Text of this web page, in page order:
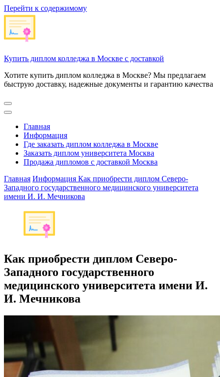
Перейти к содержимому
Купить диплом колледжа в Москве с доставкой
Хотите купить диплом колледжа в Москве? Мы предлагаем
быструю доставку, надежные документы и гарантию качества
Главная
Информация
Где заказать диплом колледжа в Москве
Заказать диплом университета Москва
Продажа дипломов с доставкой Москва
Главная Информация Как приобрести диплом Северо-
Западного государственного медицинского университета
имени И. И. Мечникова
Как приобрести диплом Северо-
Западного государственного
медицинского университета имени И.
И. Мечникова